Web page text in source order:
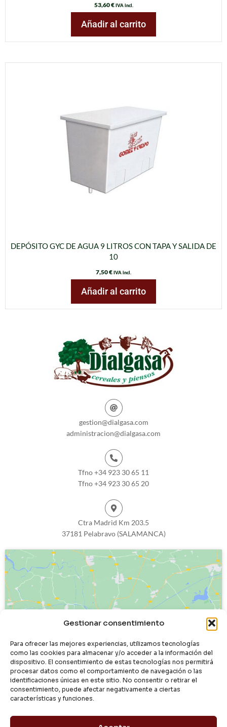
Gestionar consentimiento
Para ofrecer las mejores experiencias, utilizamos tecnologías
como las cookies para almacenar y/o acceder a la información del
dispositivo. El consentimiento de estas tecnologías nos permitirá
procesar datos como el comportamiento de navegación o las
identificaciones únicas en este sitio. No consentir o retirar el
consentimiento, puede afectar negativamente a ciertas
características y funciones.
53,60€ IVA incl.
Añadir al carrito
DEPÓSITO GYC DE AGUA 9 LITROS CON TAPA Y SALIDA DE
10
7,50€IVA incl.
Añadir al carrito
gestion@dialgasa.com
administracion@dialgasa.com
Tfno +34 923 30 65 11
Tfno +34 923 30 65 20
Ctra Madrid Km 203.5
37181 Pelabravo (SALAMANCA)
Haz clic para aceptar cookies de